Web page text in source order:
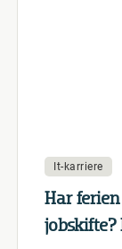
It-karriere
Har